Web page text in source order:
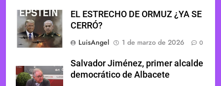
EL ESTRECHO DE ORMUZ ¿YA SE
CERRÓ?
LuisAngel
1 de marzo de 2026 0
Salvador Jiménez, primer alcalde
democrático de Albacete